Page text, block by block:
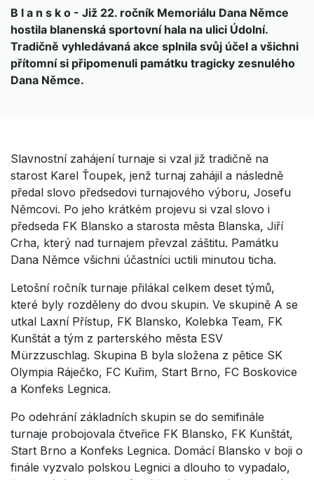
B l a n s k o - Již 22. ročník Memoriálu Dana Němce
hostila blanenská sportovní hala na ulici Údolní.
Tradičně vyhledávaná akce splnila svůj účel a všichni
přítomní si připomenuli památku tragicky zesnulého
Dana Němce.
Slavnostní zahájení turnaje si vzal již tradičně na
starost Karel Ťoupek, jenž turnaj zahájil a následně
předal slovo předsedovi turnajového výboru, Josefu
Němcovi. Po jeho krátkém projevu si vzal slovo i
předseda FK Blansko a starosta města Blanska, Jiří
Crha, který nad turnajem převzal záštitu. Památku
Dana Němce všichni účastníci uctili minutou ticha.
Letošní ročník turnaje přilákal celkem deset týmů,
které byly rozděleny do dvou skupin. Ve skupině A se
utkal Laxní Přístup, FK Blansko, Kolebka Team, FK
Kunštát a tým z parterského města ESV
Mürzzuschlag. Skupina B byla složena z pětice SK
Olympia Ráječko, FC Kuřim, Start Brno, FC Boskovice
a Konfeks Legnica.
Po odehrání základních skupin se do semifinále
turnaje probojovala čtveřice FK Blansko, FK Kunštát,
Start Brno a Konfeks Legnica. Domácí Blansko v boji o
finále vyzvalo polskou Legnici a dlouho to vypadalo,